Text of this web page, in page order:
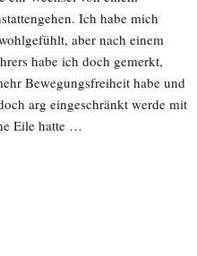
Ich habe mich
aber nach einem
habe ich doch gemerkt,
Bewegungsfreiheit habe und
arg eingeschränkt werde mit
Eile hatte …